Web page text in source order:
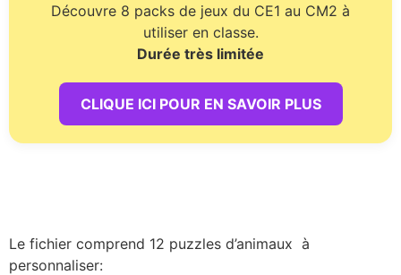
Découvre 8 packs de jeux du CE1 au CM2 à
utiliser en classe.
Durée très limitée
CLIQUE ICI POUR EN SAVOIR PLUS
Le fichier comprend 12 puzzles d’animaux à
personnaliser: